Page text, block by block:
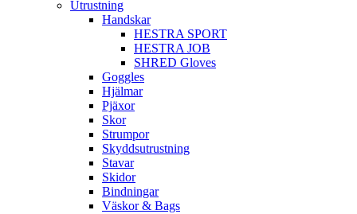
Utrustning
Handskar
HESTRA SPORT
HESTRA JOB
SHRED Gloves
Goggles
Hjälmar
Pjäxor
Skor
Strumpor
Skyddsutrustning
Stavar
Skidor
Bindningar
Väskor & Bags